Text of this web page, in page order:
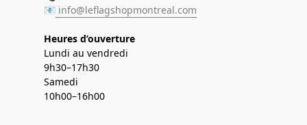
📧 info@leflagshopmontreal.com
Heures d’ouverture
Lundi au vendredi
9h30–17h30
Samedi
10h00–16h00